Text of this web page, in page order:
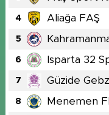
4 Aliağa FAŞ
5
6 Isparta 32
7 Güzide
8 Menemen